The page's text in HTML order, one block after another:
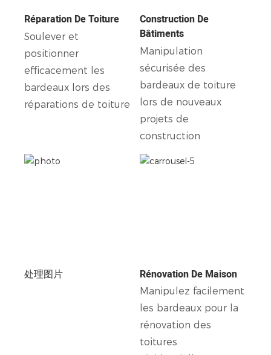
Réparation De Toiture
Soulever et
positionner
efficacement les
bardeaux lors des
réparations de toiture
Construction De
Bâtiments
Manipulation
sécurisée des
bardeaux de toiture
lors de nouveaux
projets de
construction
处理图片 Rénovation De Maison
Manipulez facilement
les bardeaux pour la
rénovation des
toitures